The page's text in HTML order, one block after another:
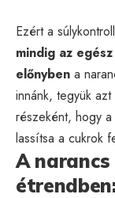
Ezért a
mindig az
előnyben a
innánk, tegyük
részeként, hogy
lassítsa a cukrok
A